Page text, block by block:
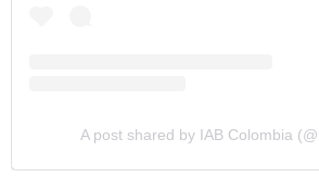
A post shared by IAB Colombia